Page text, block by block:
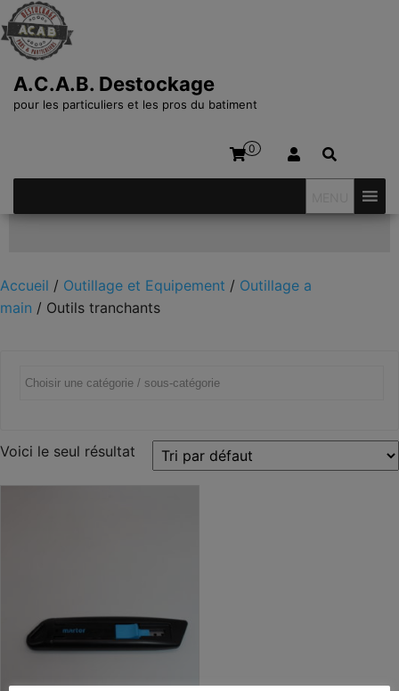
A.C.A.B. Destockage
pour les particuliers et les pros du batiment
0
Accueil / Outillage et Equipement / Outillage a
main / Outils tranchants
Voici le seul résultat